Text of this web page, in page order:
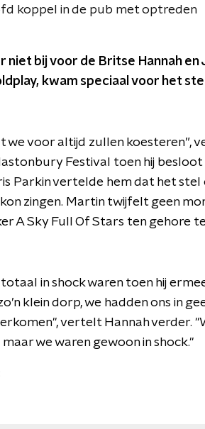
koppel in de pub met optreden
niet bij voor de Britse Hannah en
kwam speciaal voor het
we voor altijd zullen koesteren”,
Festival toen hij
Parkin vertelde hem dat het
kon zingen. Martin twijfelt geen
A Sky Full Of Stars ten gehore
in shock waren toen hij
klein dorp, we hadden ons in
vertelt Hannah verder.
we waren gewoon in shock."